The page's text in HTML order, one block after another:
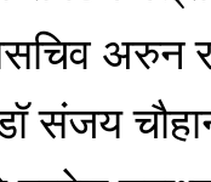
अरुन
संजय